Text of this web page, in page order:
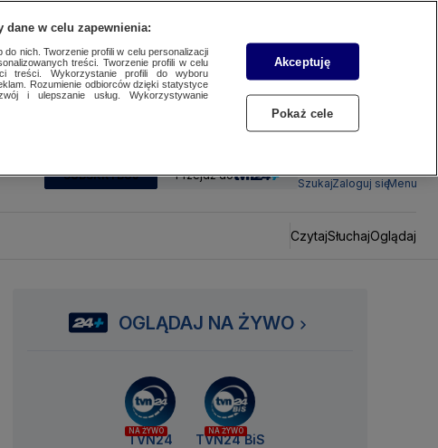
SUBSKRYBUJ Przejdź do
SzukajZaloguj sięMenu
CzytajSłuchajOglądaj
OGLĄDAJ NA ŻYWO
NA ŻYWO
TVN24
NA ŻYWO
TVN24 BiS
dane w celu zapewnienia:
nich. Tworzenie profili w celu personalizacji
treści. Tworzenie profili w celu
treści. Wykorzystanie profili do wyboru
Rozumienie odbiorców dzięki statystyce
i ulepszanie usług. Wykorzystywanie
Akceptuję
Pokaż cele